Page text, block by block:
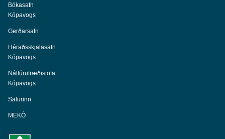
Bókasafn
Kópavogs
Gerðarsafn
Héraðsskjalasafn
Kópavogs
Náttúrufræðistofa
Kópavogs
Salurinn
MEKÓ